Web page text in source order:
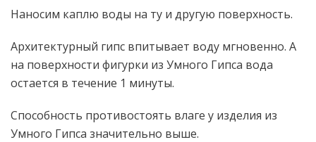
Наносим каплю воды на ту и другую поверхность.
Архитектурный гипс впитывает воду мгновенно. А
на поверхности фигурки из Умного Гипса вода
остается в течение 1 минуты.
Способность противостоять влаге у изделия из
Умного Гипса значительно выше.